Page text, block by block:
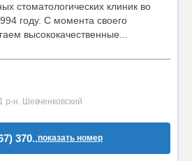
стоматологических клиник во
году. С момента своего
высококачественные...
р-н. Шевченковский
370..показать номер